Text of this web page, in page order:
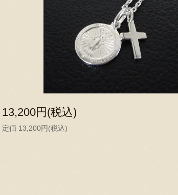
13,200円(税込)
定価 13,200円(税込)